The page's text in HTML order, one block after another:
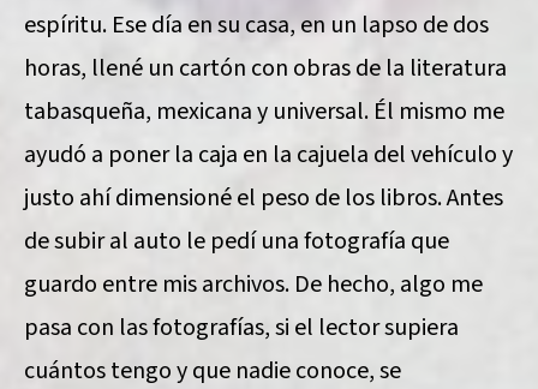
espíritu. Ese día en su casa, en un lapso de dos
horas, llené un cartón con obras de la literatura
tabasqueña, mexicana y universal. Él mismo me
ayudó a poner la caja en la cajuela del vehículo y
justo ahí dimensioné el peso de los libros. Antes
de subir al auto le pedí una fotografía que
guardo entre mis archivos. De hecho, algo me
pasa con las fotografías, si el lector supiera
cuántos tengo y que nadie conoce, se